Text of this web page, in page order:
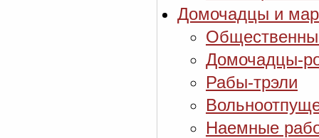
Домочадцы и
Домочадцы-
Рабы-трэли
Наемные